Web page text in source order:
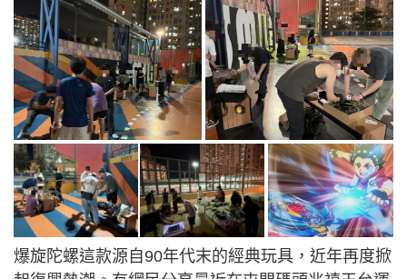
爆旋陀螺這款源自90年代末的經典玩具，近年再度掀